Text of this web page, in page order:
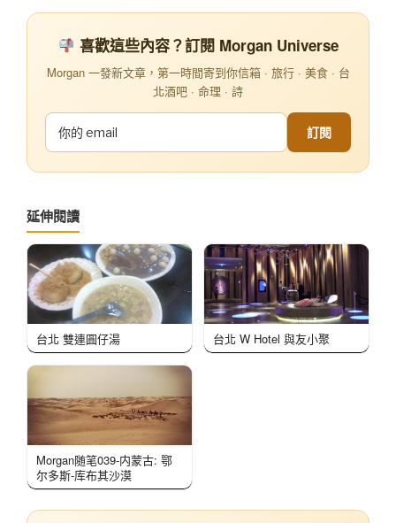
喜歡這些內容？訂閱 Morgan Universe
Morgan 一發新文章，第一時間寄到你信箱 · 旅行 · 美食 · 台
北酒吧 · 命理 · 詩
訂閱
延伸閱讀
台北 雙連圓仔湯 台北 W Hotel 與友小聚
Morgan随笔039-内蒙古: 鄂
尔多斯-库布其沙漠